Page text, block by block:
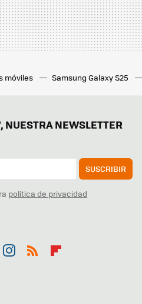
móviles Samsung Galaxy S25
NEWSLETTER
SUSCRIBIR
política de privacidad